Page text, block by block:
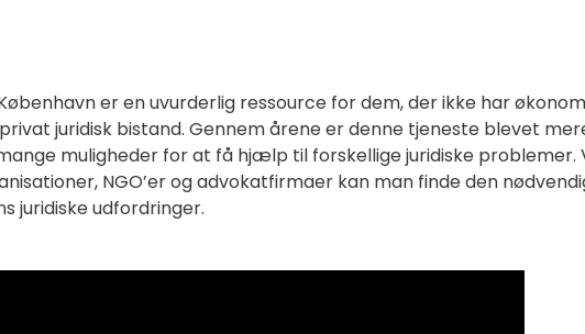
er en uvurderlig ressource for dem, der ikke har
juridisk bistand. Gennem årene er denne tjeneste blevet
muligheder for at få hjælp til forskellige juridiske problemer.
NGO’er og advokatfirmaer kan man finde den
juridiske udfordringer.